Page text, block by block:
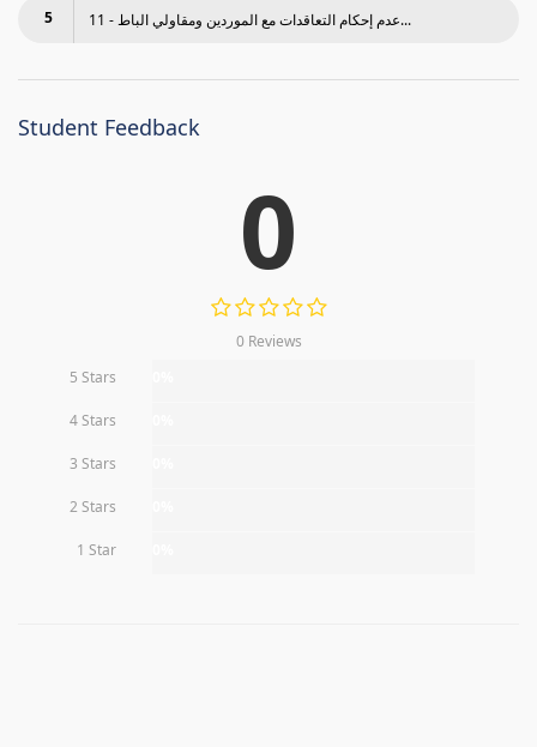
5 11 - عدم إحكام التعاقدات مع الموردين ومقاولي الباط...
Student Feedback
0
0 Reviews
5 Stars
4 Stars
3 Stars
2 Stars
1 Star